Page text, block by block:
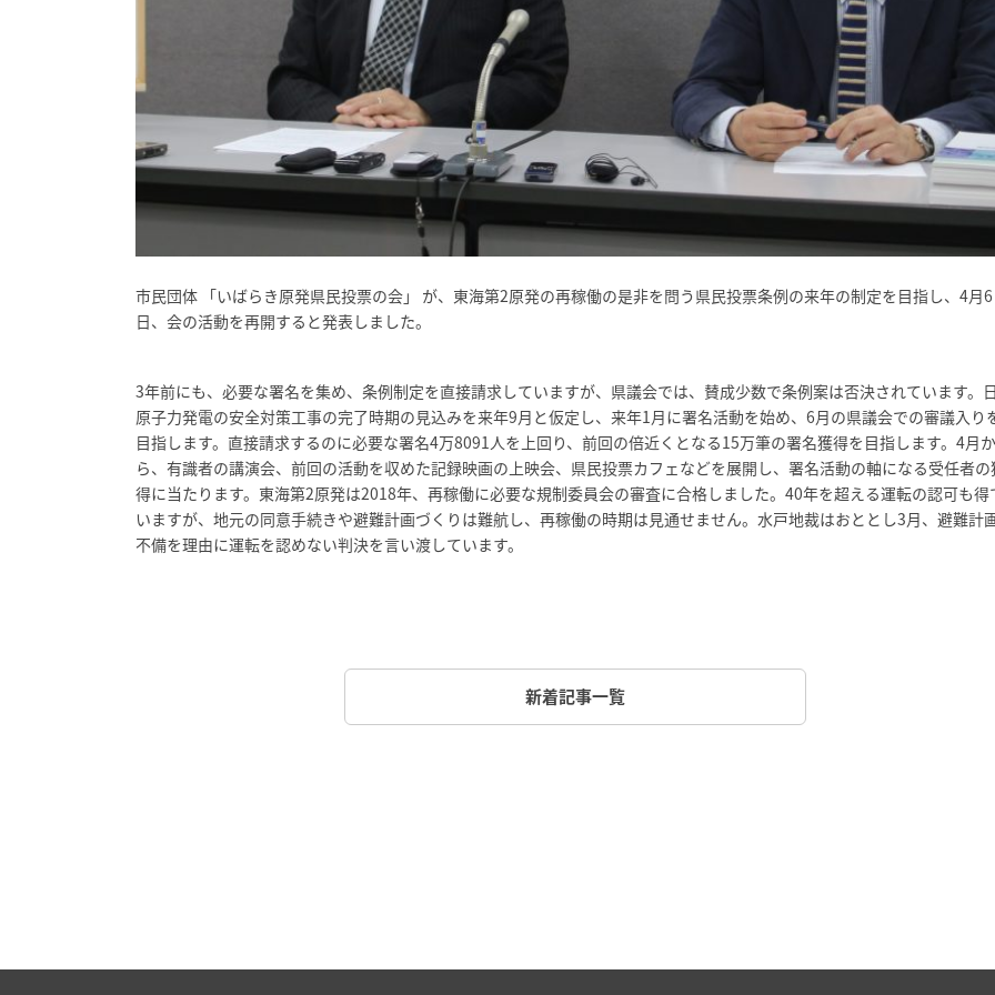
市民団体 「いばらき原発県民投票の会」 が、東海第2原発の再稼働の是非を問う県民投票条例の来年の制定を目指し、4月6
日、会の活動を再開すると発表しました。
3年前にも、必要な署名を集め、条例制定を直接請求していますが、県議会では、賛成少数で条例案は否決されています。
原子力発電の安全対策工事の完了時期の見込みを来年9月と仮定し、来年1月に署名活動を始め、6月の県議会での審議入り
目指します。直接請求するのに必要な署名4万8091人を上回り、前回の倍近くとなる15万筆の署名獲得を目指します。4月か
ら、有識者の講演会、前回の活動を収めた記録映画の上映会、県民投票カフェなどを展開し、署名活動の軸になる受任者の
得に当たります。東海第2原発は2018年、再稼働に必要な規制委員会の審査に合格しました。40年を超える運転の認可も得
いますが、地元の同意手続きや避難計画づくりは難航し、再稼働の時期は見通せません。水戸地裁はおととし3月、避難計
不備を理由に運転を認めない判決を言い渡しています。
新着記事一覧